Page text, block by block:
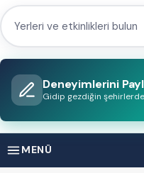
Yerleri
etkinlikleri
bulun Deneyimlerini
Gidip gezdiğin
MENÜ